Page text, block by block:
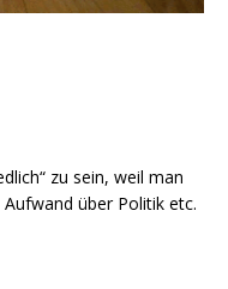
zu sein, weil man
über Politik etc.